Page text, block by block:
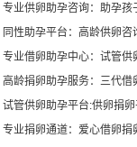
专业供卵助孕咨询：助孕
同性助孕平台：高龄供卵
专业借卵助孕中心：试管
高龄捐卵助孕服务：三代
试管供卵助孕平台:供卵捐
专业捐卵通道：爱心借卵